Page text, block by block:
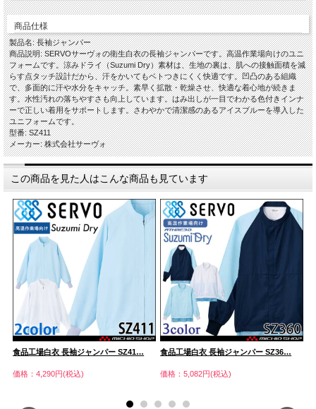
商品仕様
製品名: 長袖ジャンパー
商品説明: SERVOサーヴォの衛生白衣の長袖ジャンパーです。高温作業場向けのユニ
フォームです。涼みドライ（Suzumi Dry）素材は、生地の裏は、肌への接触面積を減
らす点タッチ設計だから、汗をかいてもベトつきにくく快適です。凹凸のある組織
で、多面的に汗や水分をキャッチ。素早く拡散・乾燥させ、快適な着心地が続きま
す。水性汚れの落ちやすさも向上しています。はみ出しが一目でわかる色付きインナ
ーで正しい着用をサポートします。さわやかで清潔感のあるアイスブルーを導入した
ユニフォームです。
型番: SZ411
メーカー: 株式会社サーヴォ
この商品を見た人はこんな商品も見ています
食品工場白衣 長袖ジャンパー SZ41…
価格：4,290円(税込)
食品工場白衣 長袖ジャンパー SZ36…
価格：5,082円(税込)